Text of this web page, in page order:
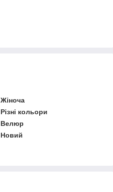
Жіноча
Різні кольори
Велюр
Новий